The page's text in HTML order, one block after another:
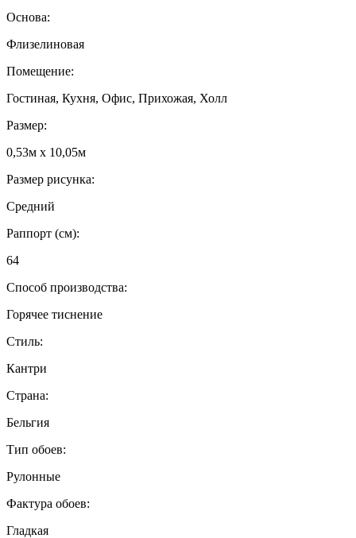
Основа:
Флизелиновая
Помещение:
Гостиная, Кухня, Офис, Прихожая, Холл
Размер:
0,53м x 10,05м
Размер рисунка:
Средний
Раппорт (см):
64
Способ производства:
Горячее тиснение
Стиль:
Кантри
Страна:
Бельгия
Тип обоев:
Рулонные
Фактура обоев:
Гладкая